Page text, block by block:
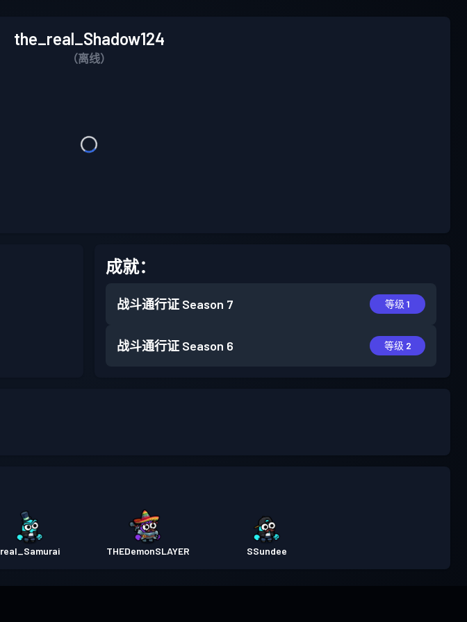
the_real_Shadow124
（离线）
成就：
战斗通行证 Season 7 等级 1
战斗通行证 Season 6 等级 2
real_Samurai THEDemonSLAYER SSundee